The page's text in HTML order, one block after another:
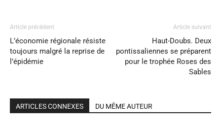
Article précédent
L’économie régionale résiste
toujours malgré la reprise de
l’épidémie
Article suivant
Haut-Doubs. Deux
pontissaliennes se préparent
pour le trophée Roses des
Sables
ARTICLES CONNEXES DU MÊME AUTEUR